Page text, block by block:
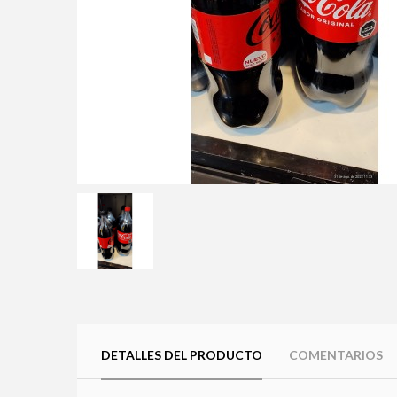
DETALLES DEL PRODUCTO COMENTARIOS